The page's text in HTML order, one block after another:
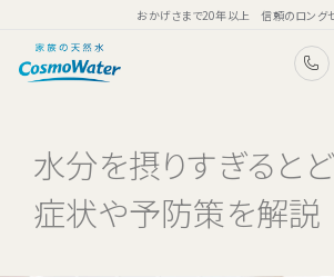
おかげさまで20年以上 信頼のロング
ウォーターサーバー
天然水
水分を摂りすぎると
症状や予防策を解説